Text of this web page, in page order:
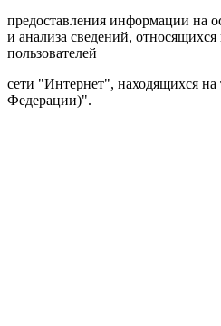
предоставления информации на
и анализа сведений,
пользователей
сети "Интернет", находящихся на
Федерации)".